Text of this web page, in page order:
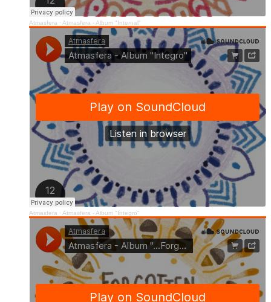
Atmasfera · Atmasfera - Album "Internal"
Atmasfera · Atmasfera - Album "Integro"